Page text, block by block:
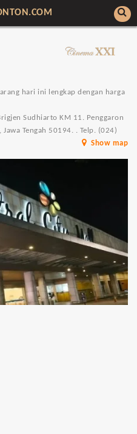
hari ini lengkap dengan harga
Sudhiarto KM 11. Penggaron
Tengah 50194. . Telp. (024)
Show map